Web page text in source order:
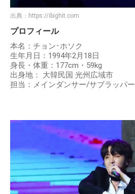
出典： https://ibighit.com
プロフィール
本名：チョン･ホソク
生年月日：1994年2月18日
身長・体重：177cm・59kg
出身地： 大韓民国 光州広域市
担当：メインダンサー/サブラッパー